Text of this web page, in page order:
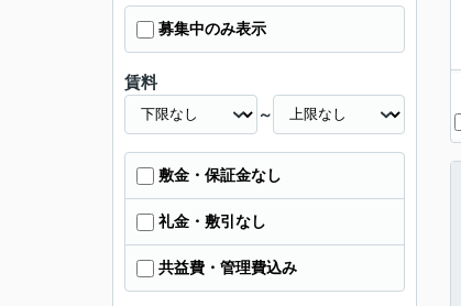
募集中のみ表示
賃料
～
敷金・保証金なし
礼金・敷引なし
共益費・管理費込み